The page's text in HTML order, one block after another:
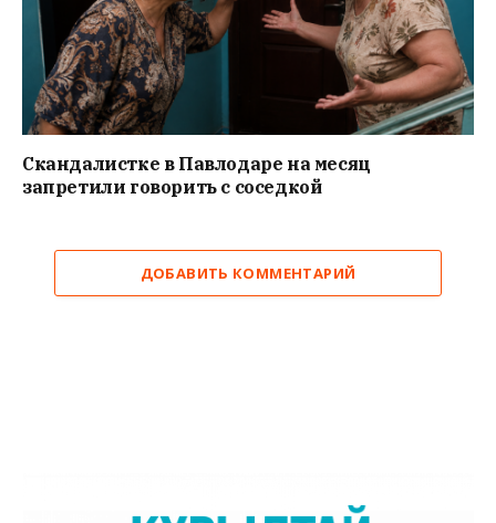
Скандалистке в Павлодаре на месяц
запретили говорить с соседкой
ДОБАВИТЬ КОММЕНТАРИЙ